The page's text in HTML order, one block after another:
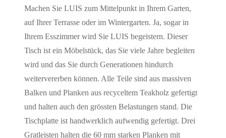
Machen Sie LUIS zum Mittelpunkt in Ihrem Garten,
auf Ihrer Terrasse oder im Wintergarten. Ja, sogar in
Ihrem Esszimmer wird Sie LUIS begeistern. Dieser
Tisch ist ein Möbelstück, das Sie viele Jahre begleiten
wird und das Sie durch Generationen hindurch
weitervererben können. Alle Teile sind aus massiven
Balken und Planken aus recyceltem Teakholz gefertigt
und halten auch den grössten Belastungen stand. Die
Tischplatte ist handwerklich aufwendig gefertigt. Drei
Gratleisten halten die 60 mm starken Planken mit